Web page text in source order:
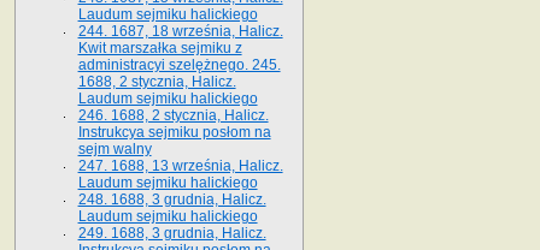
Laudum sejmiku halickiego
244. 1687, 18 września, Halicz.
Kwit marszałka sejmiku z
administracyi szelężnego. 245.
1688, 2 stycznia, Halicz.
Laudum sejmiku halickiego
246. 1688, 2 stycznia, Halicz.
Instrukcya sejmiku posłom na
sejm walny
247. 1688, 13 września, Halicz.
Laudum sejmiku halickiego
248. 1688, 3 grudnia, Halicz.
Laudum sejmiku halickiego
249. 1688, 3 grudnia, Halicz.